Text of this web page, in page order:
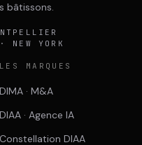
bâtissons.
NEW YORK
LES MARQUES
DIMA · M&A
DIAA · Agence IA
Constellation DIAA